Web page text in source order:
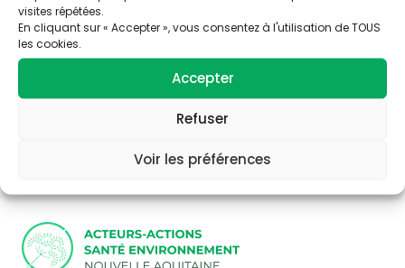
visites répétées.
En cliquant sur « Accepter », vous consentez à l'utilisation de TOUS
les cookies.
Accepter
Refuser
Voir les préférences
Abonnez-vous à